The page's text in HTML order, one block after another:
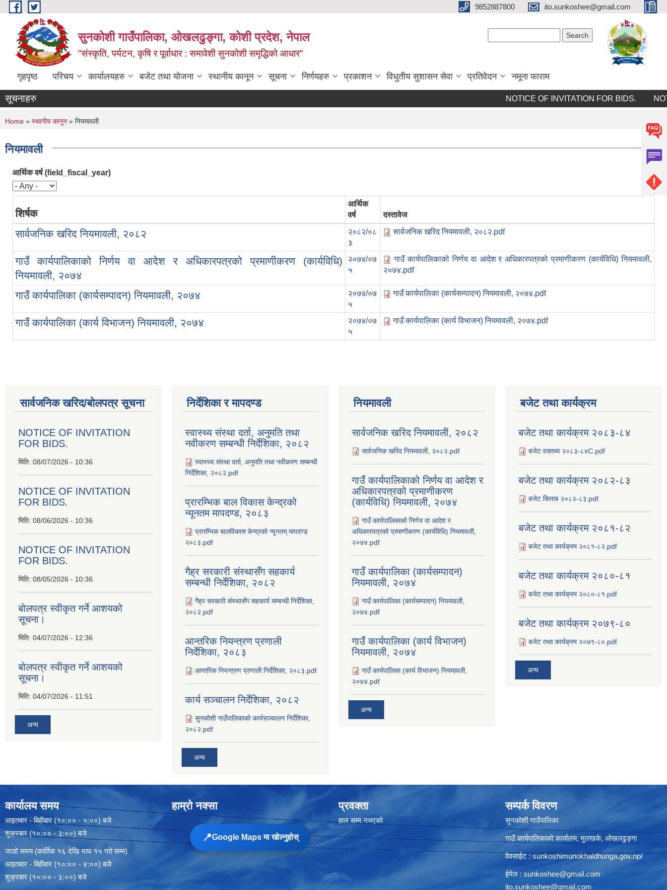
Skip to main content 9852887800 ito.sunkoshee@gmail.com
सुनकोशी गाउँपालिका, ओखलढुङ्गा, कोशी प्रदेश, नेपाल
"संस्कृति, पर्यटन, कृषि र पूर्वाधार : समावेशी सुनकोशी समृद्धिको आधार"
गृहपृष्ठ परिचय कार्यालयहरु बजेट तथा योजना स्थानीय कानून सूचना निर्णयहरु प्रकाशन विधुतीय सुशासन सेवा प्रतिवेदन नमूना फाराम
सूचनाहरु NOTICE OF INVITATION FOR BIDS.
You are here
Home » स्थानीय कानून » नियमावली
नियमावली
आर्थिक वर्ष (field_fiscal_year)
शिर्षक
आर्थिक
वर्ष
दस्तावेज
सार्वजनिक खरिद नियमावली, २०८२
२०८२/०८
३
सार्वजनिक खरिद नियमावली, २०८२.pdf
गाउँ कार्यपालिकाको निर्णय वा आदेश र अधिकारपत्रको प्रमाणीकरण (कार्यविधि)
नियमावली, २०७४
२०७४/०७
५
गाउँ कार्यपालिकाको निर्णय वा आदेश र अधिकारपत्रको प्रमाणीकरण (कार्यविधि) नियमावली,
२०७४.pdf
गाउँ कार्यपालिका (कार्यसम्पादन) नियमावली, २०७४
२०७४/०७
५
गाउँ कार्यपालिका (कार्यसम्पादन) नियमावली, २०७४.pdf
गाउँ कार्यपालिका (कार्य विभाजन) नियमावली, २०७४
२०७४/०७
५
गाउँ कार्यपालिका (कार्य विभाजन) नियमावली, २०७४.pdf
सार्वजनिक खरिद/बोलपत्र सूचना
NOTICE OF INVITATION
FOR BIDS.
मिति: 08/07/2026 - 10:36
NOTICE OF INVITATION
FOR BIDS.
मिति: 08/06/2026 - 10:36
NOTICE OF INVITATION
FOR BIDS.
मिति: 08/05/2026 - 10:36
बोलपत्र स्वीकृत गर्ने आशयको
सूचना।
मिति: 04/07/2026 - 12:36
बोलपत्र स्वीकृत गर्ने आशयको
सूचना।
मिति: 04/07/2026 - 11:51
अन्य
निर्देशिका र मापदण्ड
स्वास्थ्य संस्था दर्ता, अनुमति तथा
नवीकरण सम्बन्धी निर्देशिका, २०८२
स्वास्थ्य संस्था दर्ता, अनुमति तथा नवीकरण सम्बन्धी
निर्देशिका, २०८२.pdf
प्रारम्भिक बाल विकास केन्द्रको
न्यूनतम मापदण्ड, २०८३
प्रारम्भिक बालविकास केन्द्रको न्यूनतम् मापदण्ड
२०८३.pdf
गैह्र सरकारी संस्थासँग सहकार्य
सम्बन्धी निर्देशिका, २०८२
गैह्र सरकारी संस्थासँग सहकार्य सम्बन्धी निर्देशिका,
२०८२.pdf
आन्तरिक नियन्त्रण प्रणाली
निर्देशिका, २०८३
आन्तरिक नियन्त्रण प्रणाली निर्देशिका, २०८३.pdf
कार्य सञ्‍चालन निर्देशिका, २०८२
सुनकोशी गाउँपालिकाको कार्यसञ्‍चालन निर्देशिका,
२०८२.pdf
अन्य
नियमावली
सार्वजनिक खरिद नियमावली, २०८२
सार्वजनिक खरिद नियमावली, २०८२.pdf
गाउँ कार्यपालिकाको निर्णय वा आदेश र
अधिकारपत्रको प्रमाणीकरण
(कार्यविधि) नियमावली, २०७४
गाउँ कार्यपालिकाको निर्णय वा आदेश र
अधिकारपत्रको प्रमाणीकरण (कार्यविधि) नियमावली,
२०७४.pdf
गाउँ कार्यपालिका (कार्यसम्पादन)
नियमावली, २०७४
गाउँ कार्यपालिका (कार्यसम्पादन) नियमावली,
२०७४.pdf
गाउँ कार्यपालिका (कार्य विभाजन)
नियमावली, २०७४
गाउँ कार्यपालिका (कार्य विभाजन) नियमावली,
२०७४.pdf
अन्य
बजेट तथा कार्यक्रम
बजेट तथा कार्यक्रम २०८३-८४
बजेट वक्तब्य २०८३-८४C.pdf
बजेट तथा कार्यक्रम २०८२-८३
बजेट किताब २०८२-८३.pdf
बजेट तथा कार्यक्रम २०८१-८२
बजेट तथा कार्यक्रम २०८१-८२.pdf
बजेट तथा कार्यक्रम २०८०-८१
बजेट तथा कार्यक्रम २०८०-८१.pdf
बजेट तथा कार्यक्रम २०७९-८०
बजेट तथा कार्यक्रम २०७९-८०.pdf
अन्य
कार्यालय समय
आइतबार - बिहीबार (१०:०० - ५:००) बजे
शुक्रबार (१०:०० - ३:००) बजे
जाडो समय (कार्तिक १६ देखि माघ १५ गते सम्म)
आइतबार - बिहीबार (१०:०० - ४:००) बजे
शुक्रबार (१०:०० - ३:००) बजे
हाम्रो नक्सा
📍Google Maps मा खोल्नुहोस्
प्रवक्ता
हाल सम्म नभएको
सम्पर्क विवरण
सुनकोशी गाउँपालिका
गाउँ कार्यपालिकाको कार्यालय, मुलखर्क, ओखलढुङ्गा
वेवसाईट : sunkoshimunokhaldhunga.gov.np/
ईमेल : sunkoshee@gmail.com
ito.sunkoshee@gmail.com